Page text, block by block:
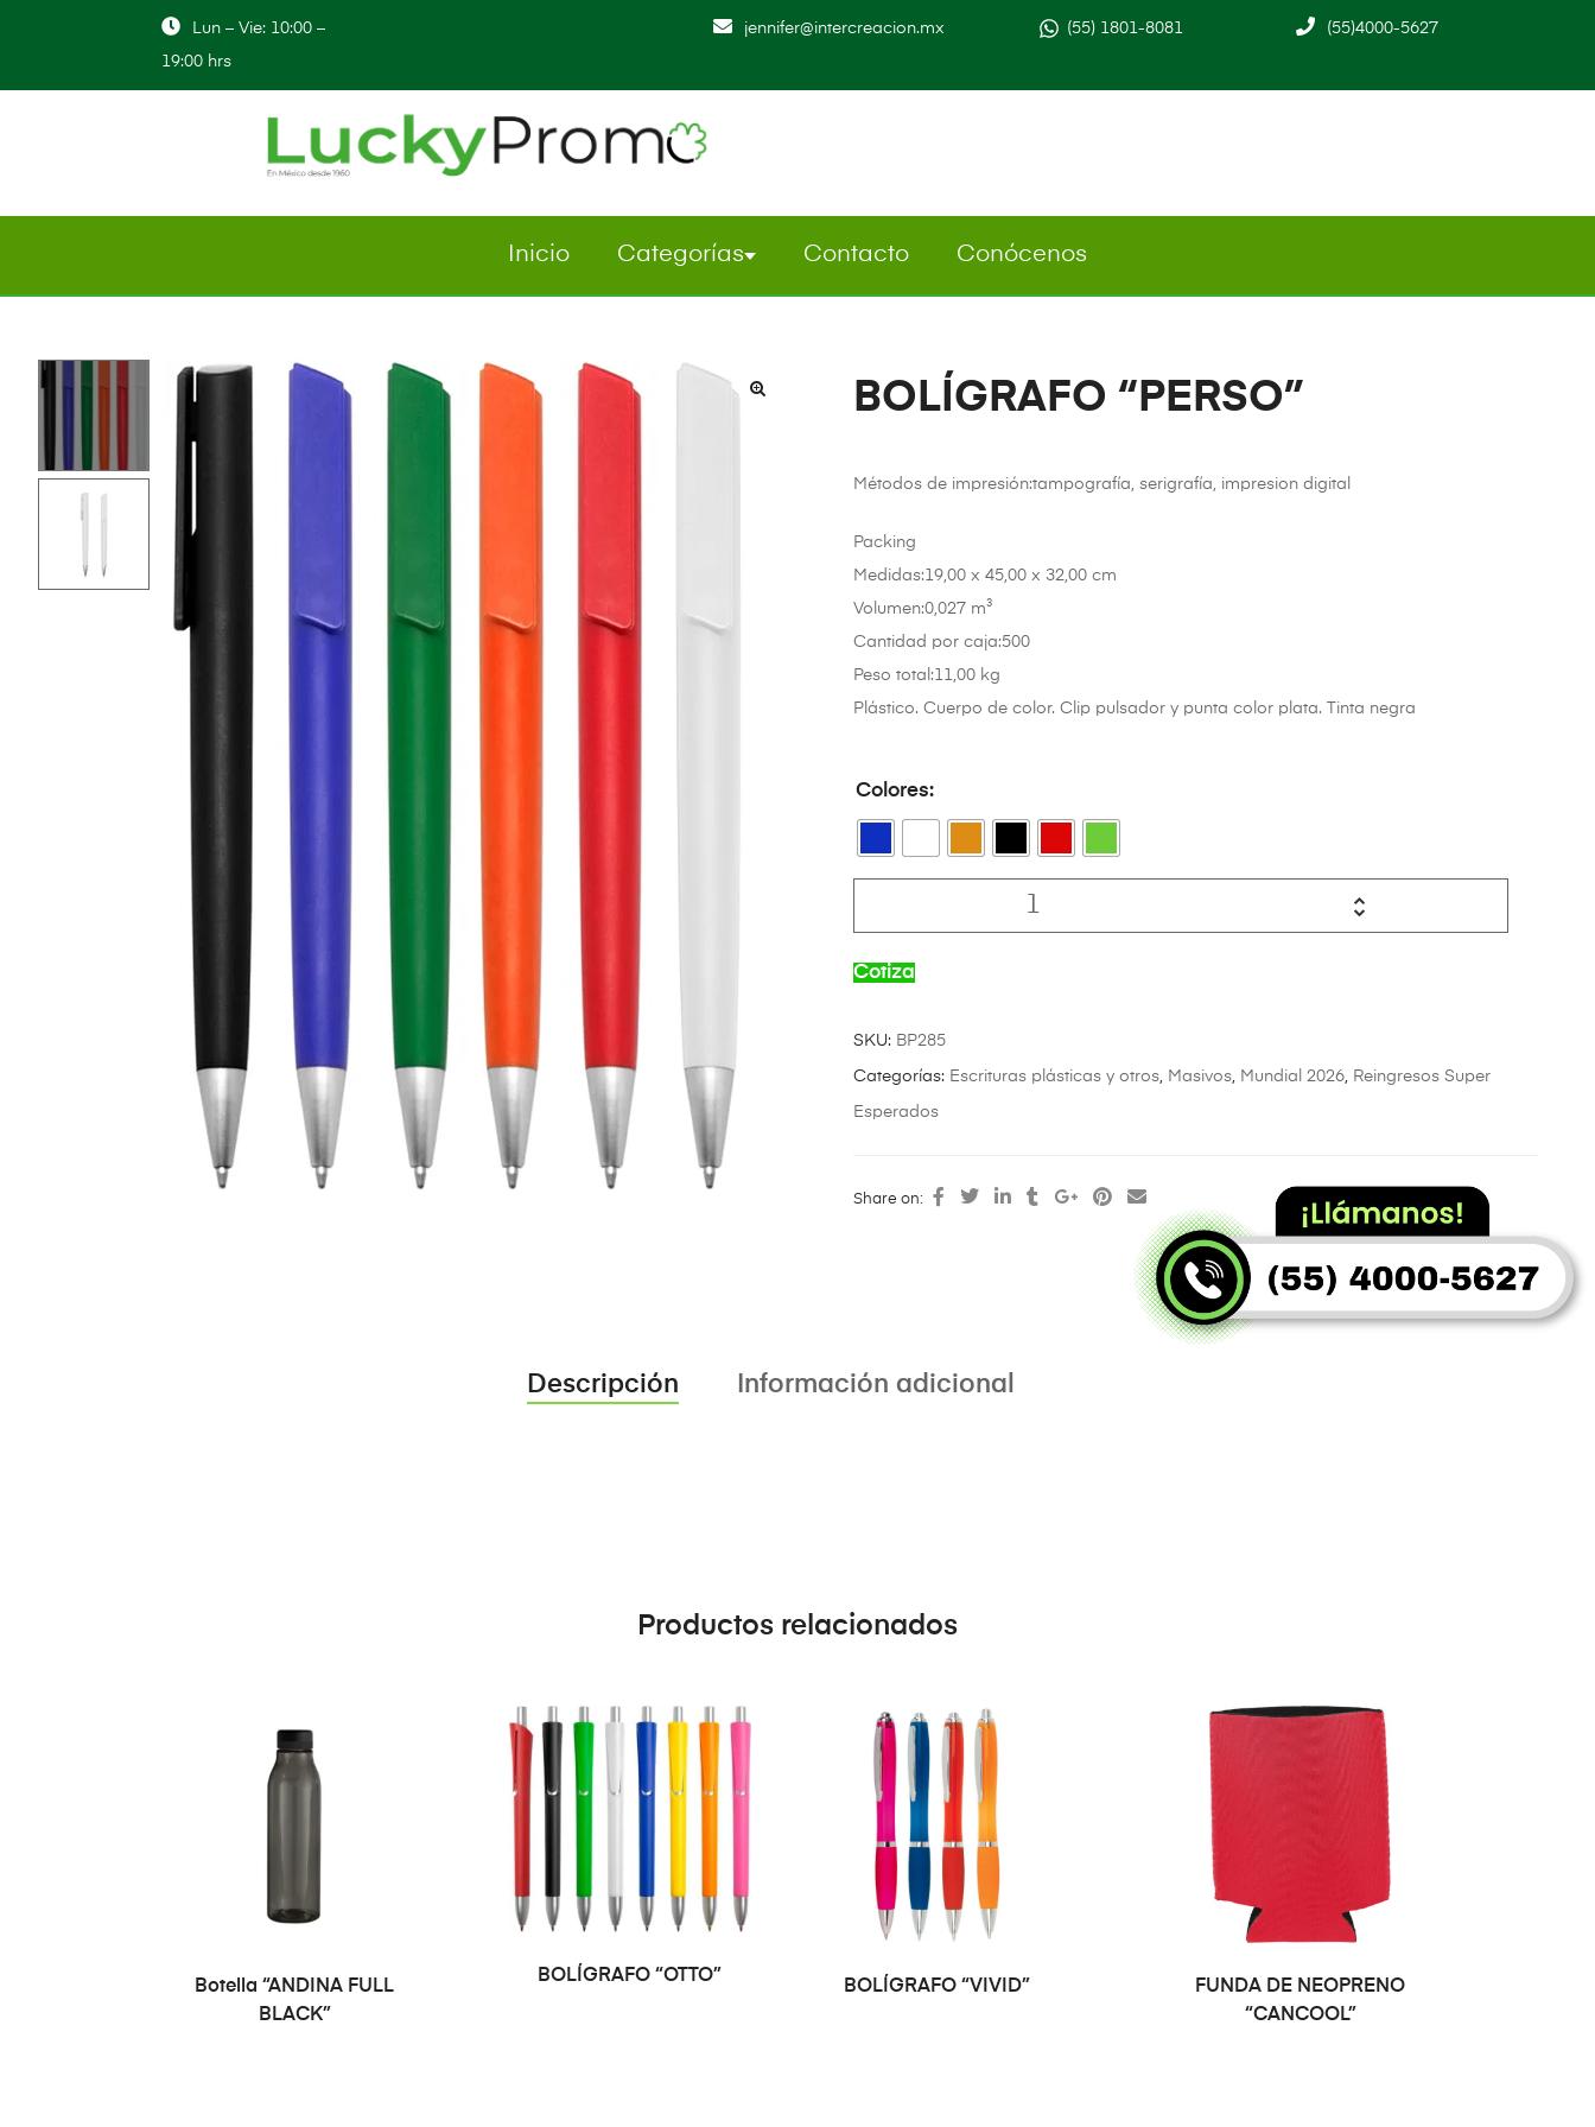
Lun – Vie: 10:00 –
19:00 hrs
jennifer@intercreacion.mx (55) 1801-8081 (55)4000-5627
Inicio Categorías Contacto Conócenos
BOLÍGRAFO “PERSO”
Métodos de impresión:tampografía, serigrafía, impresion digital
Packing
Medidas:19,00 x 45,00 x 32,00 cm
Volumen:0,027 m³
Cantidad por caja:500
Peso total:11,00 kg
Plástico. Cuerpo de color. Clip pulsador y punta color plata. Tinta negra
Colores
Cotiza
SKU: BP285
Categorías: Escrituras plásticas y otros, Masivos, Mundial 2026, Reingresos Super
Esperados
Share on:
Descripción Información adicional
Productos relacionados
Botella “ANDINA FULL
BLACK”
SELECCIONAR OPCIONES
BOLÍGRAFO “OTTO”
OPCIONES
BOLÍGRAFO “VIVID” SELECCIONAR OPCIONES
FUNDA DE NEOPRENO
“CANCOOL”